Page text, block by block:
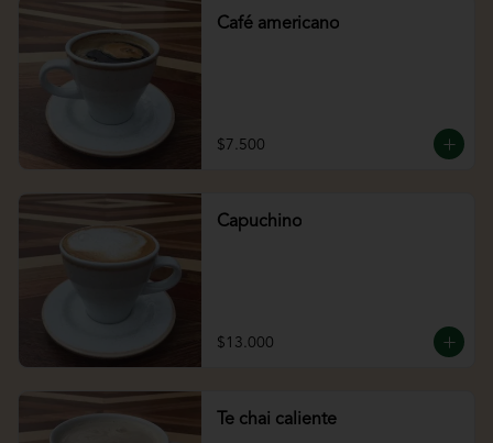
Café americano
$7.500
Capuchino
$13.000
Te chai caliente